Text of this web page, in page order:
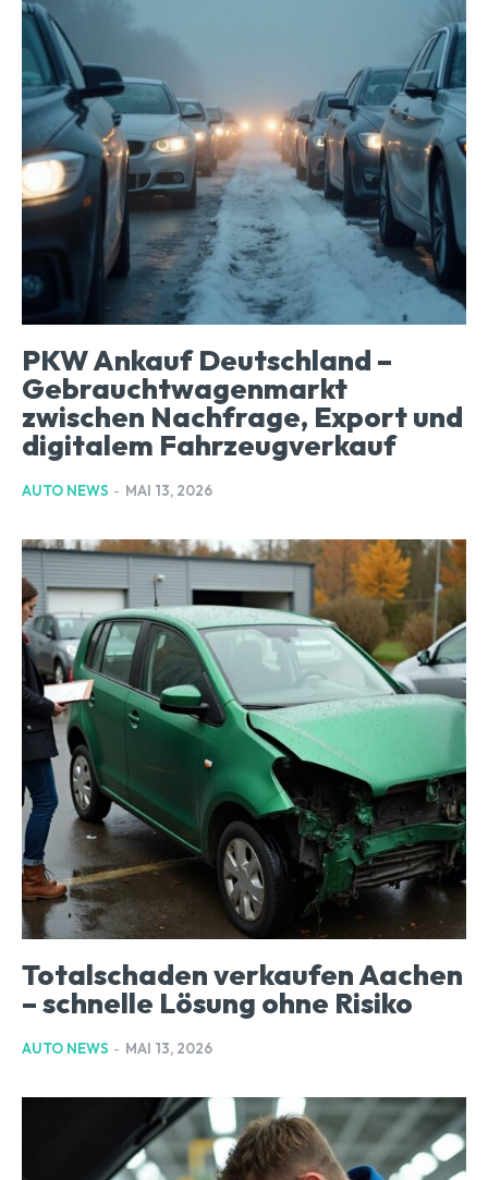
PKW Ankauf Deutschland –
Gebrauchtwagenmarkt
zwischen Nachfrage, Export und
digitalem Fahrzeugverkauf
AUTO NEWS - MAI 13, 2026
Totalschaden verkaufen Aachen
– schnelle Lösung ohne Risiko
AUTO NEWS - MAI 13, 2026